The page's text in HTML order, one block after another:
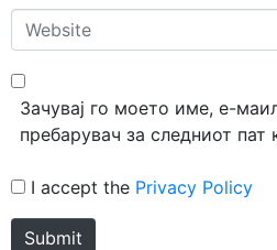
Website
Зачувај го моето име, е-
пребарувач за следниот
I accept the Privacy Policy
Submit